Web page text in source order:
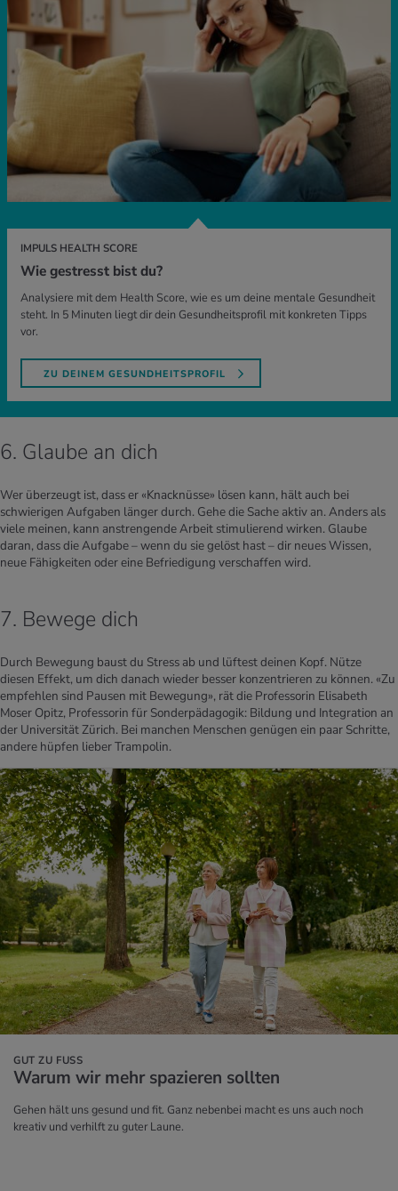
IMPULS HEALTH SCORE
Wie gestresst bist du?
Analysiere mit dem Health Score, wie es um deine mentale Gesundheit
steht. In 5 Minuten liegt dir dein Gesundheitsprofil mit konkreten Tipps
vor.
ZU DEINEM GESUNDHEITSPROFIL
6. Glaube an dich
Wer überzeugt ist, dass er «Knacknüsse» lösen kann, hält auch bei
schwierigen Aufgaben länger durch. Gehe die Sache aktiv an. Anders als
viele meinen, kann anstrengende Arbeit stimulierend wirken. Glaube
daran, dass die Aufgabe – wenn du sie gelöst hast – dir neues Wissen,
neue Fähigkeiten oder eine Befriedigung verschaffen wird.
7. Bewege dich
GUT ZU FUSS
Warum wir mehr spa­zie­ren soll­ten
Gehen hält uns gesund und fit. Ganz nebenbei macht es uns auch noch
kreativ und verhilft zu guter Laune.
Durch Bewegung baust du Stress ab und lüftest deinen Kopf. Nütze
diesen Effekt, um dich danach wieder besser konzentrieren zu können. «Zu
empfehlen sind Pausen mit Bewegung», rät die Professorin Elisabeth
Moser Opitz, Professorin für Sonderpädagogik: Bildung und Integration an
der Universität Zürich. Bei manchen Menschen genügen ein paar Schritte,
andere hüpfen lieber Trampolin.